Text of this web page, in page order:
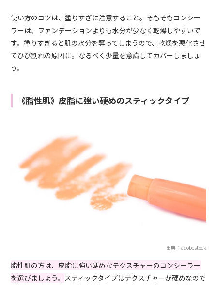
使い方のコツは、塗りすぎに注意すること。そもそもコンシー
ラーは、ファンデーションよりも水分が少なく乾燥しやすいで
す。塗りすぎると肌の水分を奪ってしまうので、乾燥を悪化させ
てひび割れの原因に。なるべく少量を意識してカバーしましょ
う。
《脂性肌》皮脂に強い硬めのスティックタイプ
出典：adobestock
脂性肌の方は、皮脂に強い硬めなテクスチャーのコンシーラー
を選びましょう。 スティックタイプはテクスチャーが硬めなので